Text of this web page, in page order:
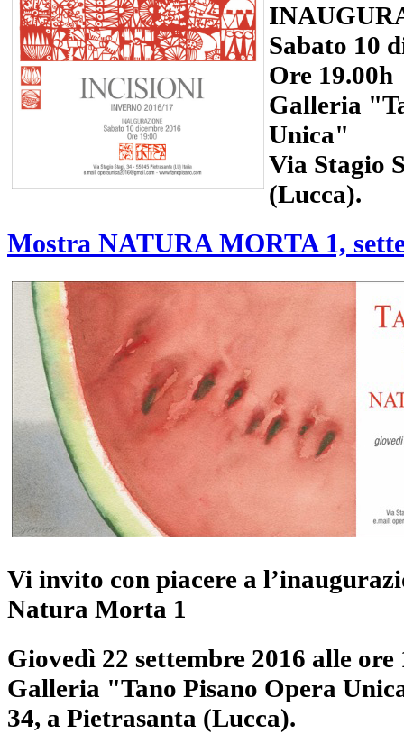
Sabato 10
Ore 19.00h
Galleria
Unica"
Via Stagio
(Lucca).
Mostra NATURA MORTA 1,
Vi invito con piacere a
Natura Morta 1
Giovedì 22 settembre 2016 alle ore
Galleria "Tano Pisano Opera
34, a Pietrasanta (Lucca).